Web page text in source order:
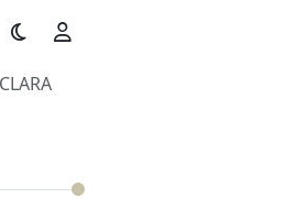
Toggle theme